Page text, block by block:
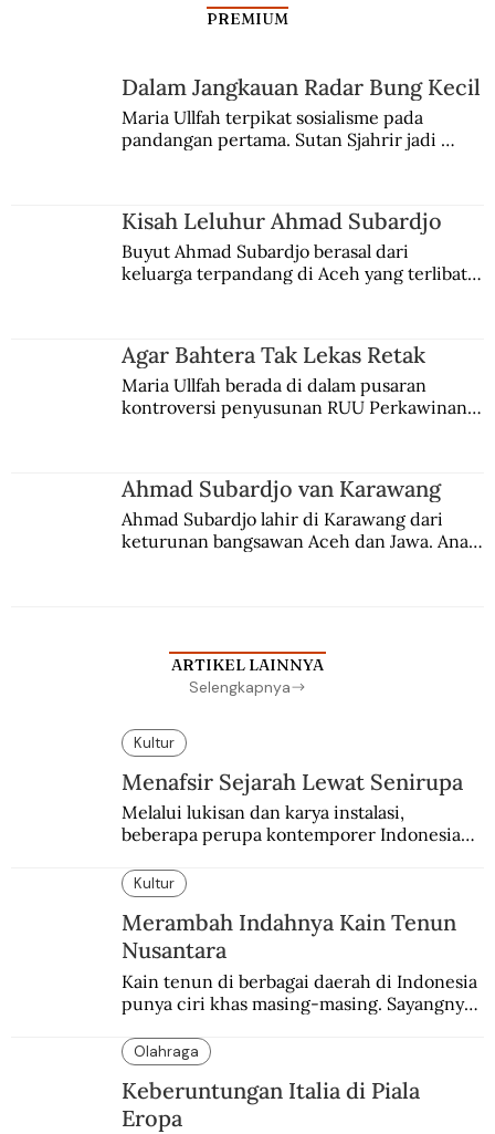
Kisah Leluhur Ahmad Subardjo
PREMIUM
Dalam Jangkauan Radar Bung Kecil
Maria Ullfah terpikat sosialisme pada
pandangan pertama. Sutan Sjahrir jadi
Kisah Leluhur Ahmad Subardjo
Buyut Ahmad Subardjo berasal dari
keluarga terpandang di Aceh yang terlibat
Agar Bahtera Tak Lekas Retak
Maria Ullfah berada di dalam pusaran
kontroversi penyusunan RUU Perkawinan.
Ahmad Subardjo van Karawang
Ahmad Subardjo lahir di Karawang dari
keturunan bangsawan Aceh dan Jawa. Anak
ARTIKEL LAINNYA
Selengkapnya
Kultur
Menafsir Sejarah Lewat Senirupa
Melalui lukisan dan karya instalasi,
beberapa perupa kontemporer Indonesia
Indonesia.
Kultur
Merambah Indahnya Kain Tenun
Nusantara
Kain tenun di berbagai daerah di Indonesia
punya ciri khas masing-masing. Sayangnya,
belum memadai.
Olahraga
Keberuntungan Italia di Piala
Eropa